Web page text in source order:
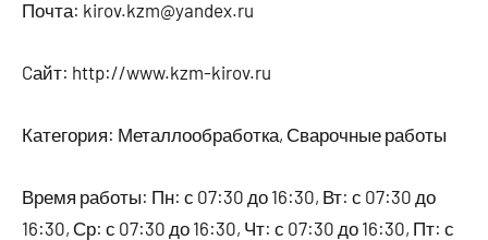
Почта: kirov.kzm@yandex.ru
Cайт: http://www.kzm-kirov.ru
Категория: Металлообработка, Сварочные работы
Время работы: Пн: с 07:30 до 16:30, Вт: с 07:30 до
16:30, Ср: с 07:30 до 16:30, Чт: с 07:30 до 16:30, Пт: с